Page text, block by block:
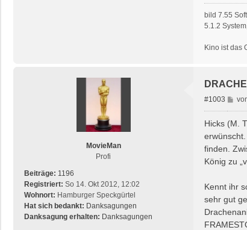
bild 7.55
5.1.2
Kino ist das
MovieMan
Profi
Beiträge: 1196
Registriert: So 14. Okt 2012, 12:02
Wohnort: Hamburger Speckgürtel
Hat sich bedankt: Danksagungen
Danksagung erhalten: Danksagungen
#1003
B
e
i
r
a
g
Hicks (M.
finden.
König zu
Kennt ihr
sehr gut